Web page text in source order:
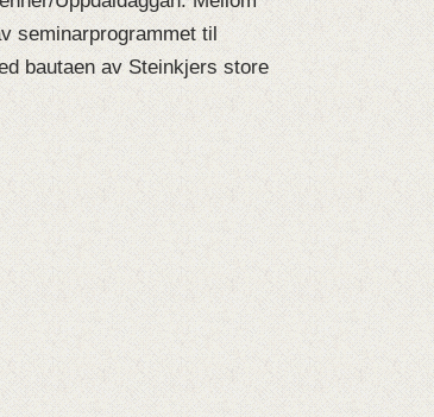
seminarprogrammet til
bautaen av Steinkjers store